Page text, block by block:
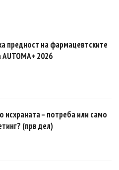
предност на фармацевтските
2026
– потреба или само
(прв дел)